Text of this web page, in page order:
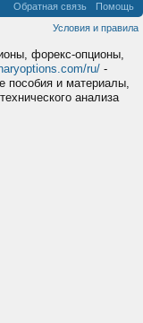
Обратная связь
Помощь
Условия и правила
форекс-опционы,
ru/ -
пособия и материалы,
анализа